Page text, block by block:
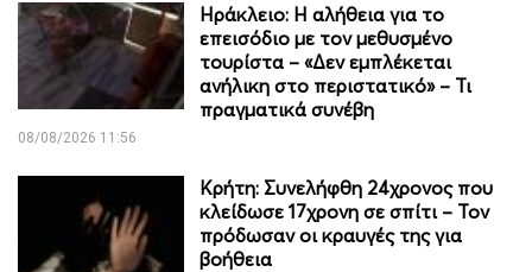
Ηράκλειο: Η αλήθεια για το
επεισόδιο με τον μεθυσμένο
τουρίστα – «Δεν εμπλέκεται
ανήλικη στο περιστατικό» – Τι
πραγματικά συνέβη
08/08/2026 11:56
Κρήτη: Συνελήφθη 24χρονος που
κλείδωσε 17χρονη σε σπίτι – Τον
πρόδωσαν οι κραυγές της για
βοήθεια